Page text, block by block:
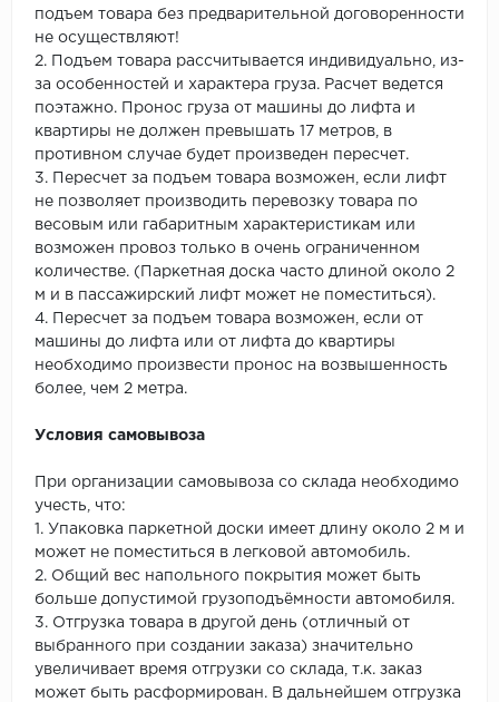
подъем товара без предварительной договоренности
не осуществляют!
2. Подъем товара рассчитывается индивидуально, из-
за особенностей и характера груза. Расчет ведется
поэтажно. Пронос груза от машины до лифта и
квартиры не должен превышать 17 метров, в
противном случае будет произведен пересчет.
3. Пересчет за подъем товара возможен, если лифт
не позволяет производить перевозку товара по
весовым или габаритным характеристикам или
возможен провоз только в очень ограниченном
количестве. (Паркетная доска часто длиной около 2
м и в пассажирский лифт может не поместиться).
4. Пересчет за подъем товара возможен, если от
машины до лифта или от лифта до квартиры
необходимо произвести пронос на возвышенность
более, чем 2 метра.
Условия самовывоза
При организации самовывоза со склада необходимо
учесть, что:
1. Упаковка паркетной доски имеет длину около 2 м и
может не поместиться в легковой автомобиль.
2. Общий вес напольного покрытия может быть
больше допустимой грузоподъёмности автомобиля.
3. Отгрузка товара в другой день (отличный от
выбранного при создании заказа) значительно
увеличивает время отгрузки со склада, т.к. заказ
может быть расформирован. В дальнейшем отгрузка